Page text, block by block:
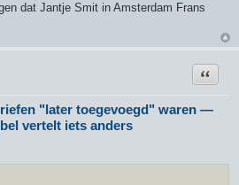
dat Jantje Smit in Amsterdam Frans
"later toegevoegd" waren —
vertelt iets anders
Citeer